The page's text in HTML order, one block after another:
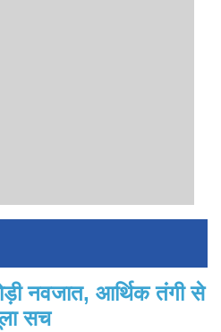
नवजात, आर्थिक तंगी से
सच